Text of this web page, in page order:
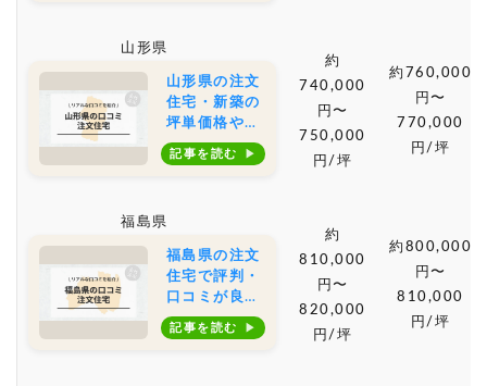
相場もご紹介
山形県
山形県の注文
住宅・新築の
坪単価格や土
地購入の相場
とおすすめの
記事を読む
約
740,000
円〜
750,000
円/坪
約760,000
円〜
770,000
円/坪
福島県
福島県の注文
住宅で評判・
口コミが良い
おすすめの建
築会社・工務
記事を読む
約
810,000
円〜
820,000
円/坪
約800,000
円〜
810,000
円/坪